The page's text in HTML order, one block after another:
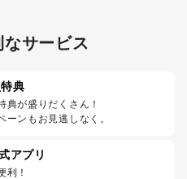
サービス
典
典が盛りだくさん！
ーンもお見逃しなく。
アプリ
利！